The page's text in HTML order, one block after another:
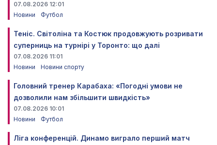
07.08.2026 12:01
Новини
Футбол
Теніс. Світоліна та Костюк продовжують розривати
суперниць на турнірі у Торонто: що далі
07.08.2026 11:01
Новини
Новини спорту
Головний тренер Карабаха: «Погодні умови не
дозволили нам збільшити швидкість»
07.08.2026 10:01
Новини
Футбол
Ліга конференцій. Динамо виграло перший матч